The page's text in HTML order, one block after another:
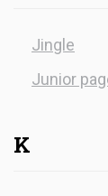
Jingle
Junior
K